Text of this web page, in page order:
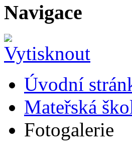
Navigace
Úvodní
Mateřská
Fotogalerie